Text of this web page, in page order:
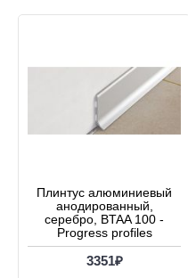
Плинтус алюминиевый
анодированный,
серебро, BTAA 100 -
Progress profiles
3351₽